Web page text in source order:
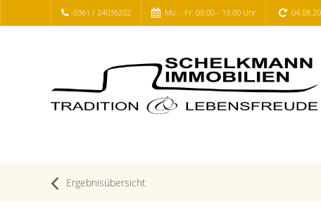
0361 / 24036202 Mo. - Fr. 09.00 - 19.00 Uhr
Ergebnisübersicht